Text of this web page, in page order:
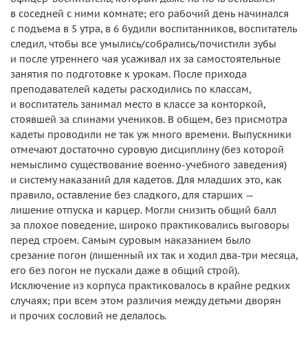
в соседней с ними комнате; его рабочий день начинался
с подъема в 5 утра, в 6 будили воспитанников, воспитатель
следил, чтобы все умылись/собрались/почистили зубы
и после утреннего чая усаживал их за самостоятельные
занятия по подготовке к урокам. После прихода
преподавателей кадеты расходились по классам,
и воспитатель занимал место в классе за конторкой,
стоявшей за спинами учеников. В общем, без присмотра
кадеты проводили не так уж много времени. Выпускники
отмечают достаточно суровую дисциплину (без которой
немыслимо существование военно-учебного заведения)
и систему наказаний для кадетов. Для младших это, как
правило, оставление без сладкого, для старших —
лишение отпуска и карцер. Могли снизить общий балл
за плохое поведение, широко практиковались выговоры
перед строем. Самым суровым наказанием было
срезание погон (лишенный их так и ходил два-три месяца,
его без погон не пускали даже в общий строй).
Исключение из корпуса практиковалось в крайне редких
случаях; при всем этом различия между детьми дворян
и прочих сословий не делалось.